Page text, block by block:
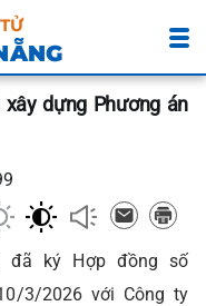
dựng Phương án
đã ký Hợp đồng số
3/2026 với Công ty